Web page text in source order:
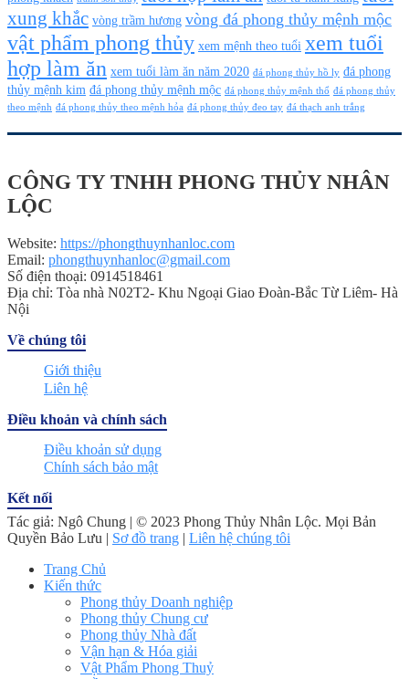
xung khắc vòng trầm hương vòng đá phong thủy mệnh mộc
vật phẩm phong thủy xem mệnh theo tuổi xem tuổi
hợp làm ăn xem tuổi làm ăn năm 2020 đá phong thủy hồ ly đá phong
thủy mệnh kim đá phong thủy mệnh mộc đá phong thủy mệnh thổ đá phong thủy
theo mệnh đá phong thủy theo mệnh hỏa đá phong thủy đeo tay đá thạch anh trắng
CÔNG TY TNHH PHONG THỦY NHÂN
LỘC
Website: https://phongthuynhanloc.com
Email: phongthuynhanloc@gmail.com
Số điện thoại: 0914518461
Địa chỉ: Tòa nhà N02T2- Khu Ngoại Giao Đoàn-Bắc Từ Liêm- Hà
Nội
Về chúng tôi
Giới thiệu
Liên hệ
Điều khoản và chính sách
Điều khoản sử dụng
Chính sách bảo mật
Kết nối
Tác giả: Ngô Chung | © 2023 Phong Thủy Nhân Lộc. Mọi Bản
Quyền Bảo Lưu | Sơ đồ trang | Liên hệ chúng tôi
Trang Chủ
Kiến thức
Phong thủy Doanh nghiệp
Phong thủy Chung cư
Phong thủy Nhà đất
Vận hạn & Hóa giải
Vật Phẩm Phong Thuỷ